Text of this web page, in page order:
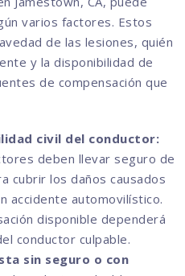
varios factores. Estos
de las lesiones, quién
y la disponibilidad de
de compensación que
civil del conductor:
deben llevar seguro de
cubrir los daños causados
accidente automovilístico.
disponible dependerá
conductor culpable.
sin seguro o con